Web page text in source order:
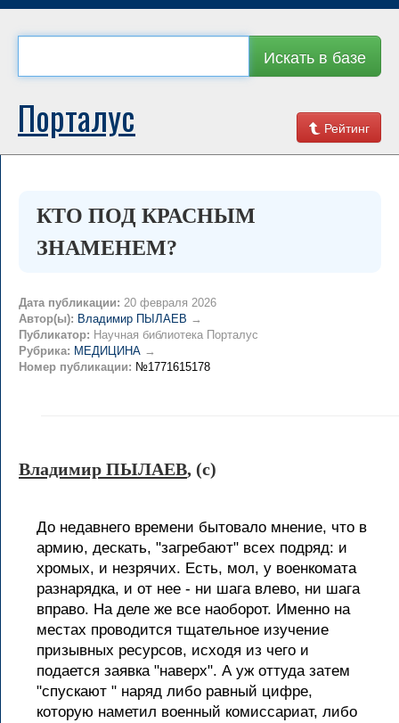
Искать в базе
Рейтинг
Порталус
КТО ПОД КРАСНЫМ
ЗНАМЕНЕМ?
Дата публикации: 20 февраля 2026
Автор(ы): Владимир ПЫЛАЕВ →
Публикатор: Научная библиотека Порталус
Рубрика: МЕДИЦИНА →
Номер публикации: №1771615178
Владимир ПЫЛАЕВ, (c)
До недавнего времени бытовало мнение, что в
армию, дескать, "загребают" всех подряд: и
хромых, и незрячих. Есть, мол, у военкомата
разнарядка, и от нее - ни шага влево, ни шага
вправо. На деле же все наоборот. Именно на
местах проводится тщательное изучение
призывных ресурсов, исходя из чего и
подается заявка "наверх". А уж оттуда затем
"спускают " наряд либо равный цифре,
которую наметил военный комиссариат, либо